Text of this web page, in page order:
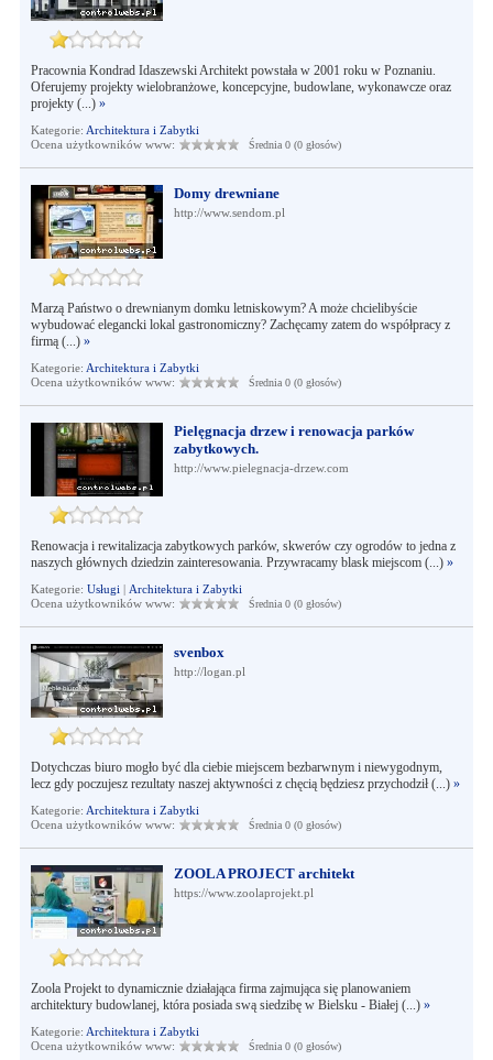
Pracownia Kondrad Idaszewski Architekt powstała w 2001 roku w Poznaniu.
Oferujemy projekty wielobranżowe, koncepcyjne, budowlane, wykonawcze oraz
projekty (...) »
Kategorie: Architektura i Zabytki
Ocena użytkowników www:
Średnia 0 (0 głosów)
Domy drewniane
http://www.sendom.pl
Marzą Państwo o drewnianym domku letniskowym? A może chcielibyście
wybudować elegancki lokal gastronomiczny? Zachęcamy zatem do współpracy z
firmą (...) »
Kategorie: Architektura i Zabytki
Ocena użytkowników www:
Średnia 0 (0 głosów)
Pielęgnacja drzew i renowacja parków
zabytkowych.
http://www.pielegnacja-drzew.com
Renowacja i rewitalizacja zabytkowych parków, skwerów czy ogrodów to jedna z
naszych głównych dziedzin zainteresowania. Przywracamy blask miejscom (...) »
Kategorie: Usługi | Architektura i Zabytki
Ocena użytkowników www:
Średnia 0 (0 głosów)
svenbox
http://logan.pl
Dotychczas biuro mogło być dla ciebie miejscem bezbarwnym i niewygodnym,
lecz gdy poczujesz rezultaty naszej aktywności z chęcią będziesz przychodził (...) »
Kategorie: Architektura i Zabytki
Ocena użytkowników www:
Średnia 0 (0 głosów)
ZOOLA PROJECT architekt
https://www.zoolaprojekt.pl
Zoola Projekt to dynamicznie działająca firma zajmująca się planowaniem
architektury budowlanej, która posiada swą siedzibę w Bielsku - Białej (...) »
Kategorie: Architektura i Zabytki
Ocena użytkowników www:
Średnia 0 (0 głosów)